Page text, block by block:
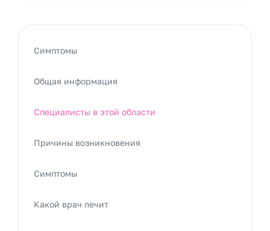
Симптомы
Общая информация
Специалисты в этой области
Причины возникновения
Симптомы
Какой врач лечит